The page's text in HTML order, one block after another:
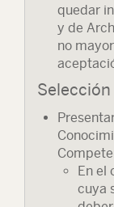
quedar
y de
no
Selección
En el
cuya